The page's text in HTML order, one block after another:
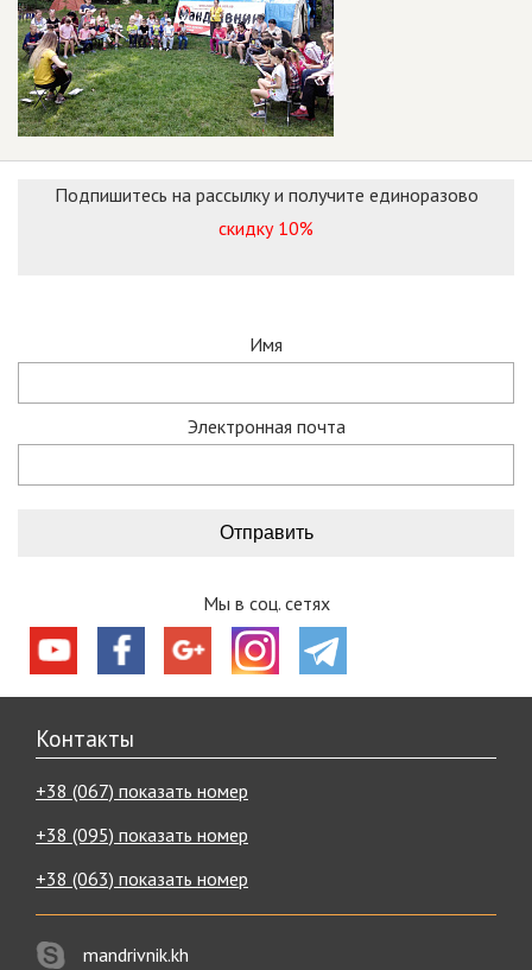
Подпишитесь на рассылку и получите единоразово
скидку 10%
Имя
Электронная почта
Мы в соц. сетях
Контакты
+38 (067) показать номер
+38 (095) показать номер
+38 (063) показать номер
mandrivnik.kh